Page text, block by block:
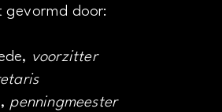
gevormd door:
voorzitter
penningmeester